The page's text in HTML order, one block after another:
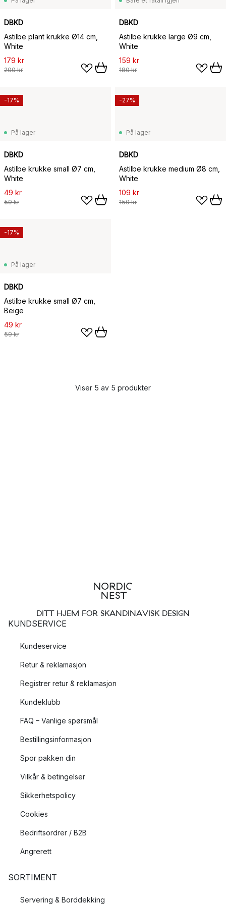
DBKD
Astilbe plant krukke Ø14 cm,
White
179 kr
200 kr
DBKD
Astilbe krukke large Ø9 cm,
White
159 kr
180 kr
På lager
DBKD
Astilbe krukke small Ø7 cm,
White
49 kr
59 kr
-17%
På lager
DBKD
Astilbe krukke medium Ø8 cm,
White
109 kr
150 kr
-27%
På lager
DBKD
Astilbe krukke small Ø7 cm,
Beige
49 kr
59 kr
-17%
Viser 5 av 5 produkter
DITT HJEM FOR SKANDINAVISK DESIGN
KUNDSERVICE
Kundeservice
Retur & reklamasjon
Registrer retur & reklamasjon
Kundeklubb
FAQ – Vanlige spørsmål
Bestillingsinformasjon
Spor pakken din
Vilkår & betingelser
Sikkerhetspolicy
Cookies
Bedriftsordrer / B2B
Angrerett
SORTIMENT
Servering & Borddekking